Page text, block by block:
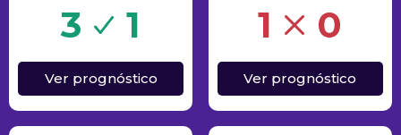
3 1
Ver prognóstico
1
Erro 0
Ver prognóstico